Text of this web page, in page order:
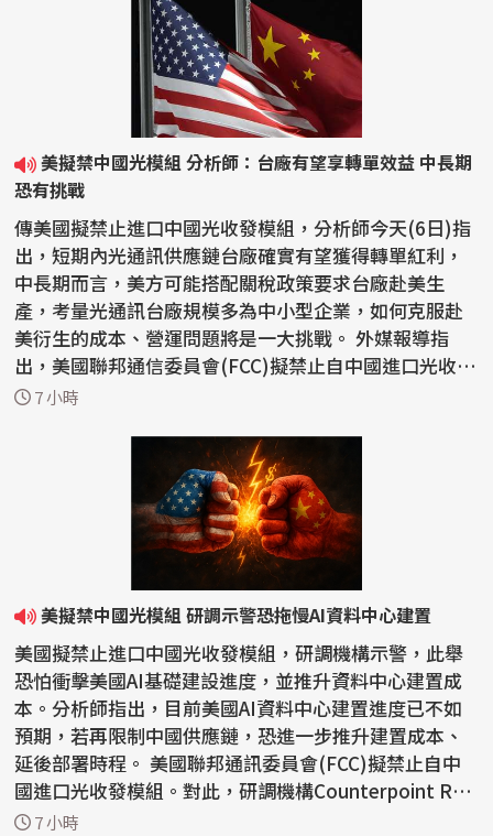
美擬禁中國光模組 分析師：台廠有望享轉單效益 中長期
恐有挑戰
傳美國擬禁止進口中國光收發模組，分析師今天(6日)指
出，短期內光通訊供應鏈台廠確實有望獲得轉單紅利，
中長期而言，美方可能搭配關稅政策要求台廠赴美生
產，考量光通訊台廠規模多為中小型企業，如何克服赴
美衍生的成本、營運問題將是一大挑戰。 外媒報導指
出，美國聯邦通信委員會(FCC)擬禁止自中國進口光收發
模組。...
7 小時
美擬禁中國光模組 研調示警恐拖慢AI資料中心建置
美國擬禁止進口中國光收發模組，研調機構示警，此舉
恐怕衝擊美國AI基礎建設進度，並推升資料中心建置成
本。分析師指出，目前美國AI資料中心建置進度已不如
預期，若再限制中國供應鏈，恐進一步推升建置成本、
延後部署時程。 美國聯邦通訊委員會(FCC)擬禁止自中
國進口光收發模組。對此，研調機構Counterpoint Res
earc...
7 小時